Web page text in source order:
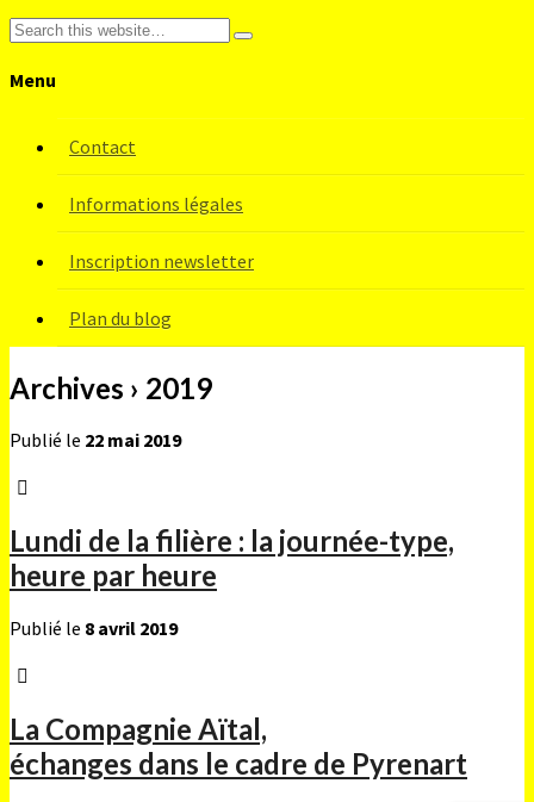
Menu
Contact
Informations légales
Inscription newsletter
Plan du blog
Archives › 2019
Publié le 22 mai 2019
Lundi de la filière : la journée-type,
heure par heure
Publié le 8 avril 2019
La Compagnie Aïtal,
échanges dans le cadre de Pyrenart